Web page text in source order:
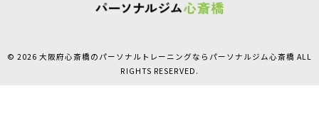
© 2026 大阪府心斎橋のパーソナルトレーニングならパーソナルジム心斎橋 ALL
RIGHTS RESERVED.